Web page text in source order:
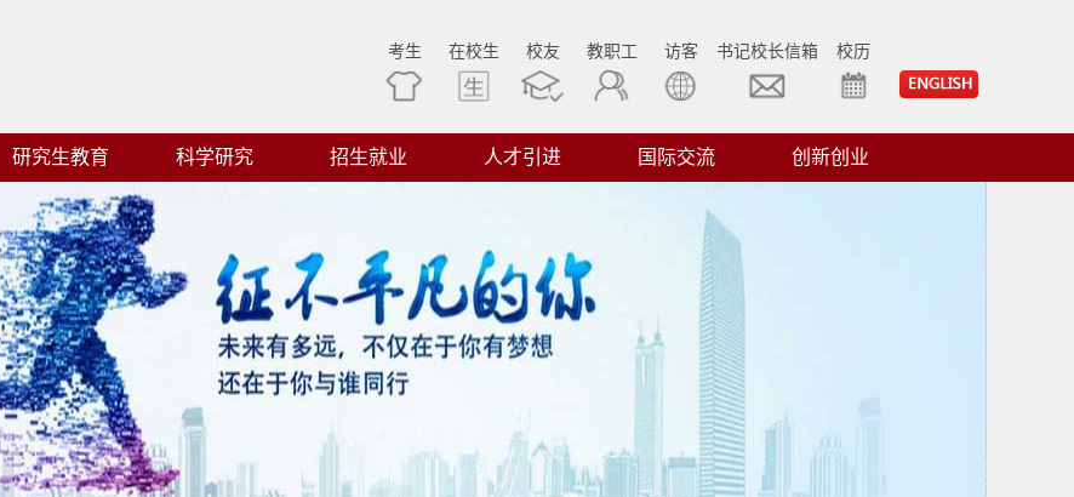
考生 在校生 校友 教职工 访客 书记校长信箱 校历
研究生教育 科学研究 招生就业 人才引进 国际交流 创新创业